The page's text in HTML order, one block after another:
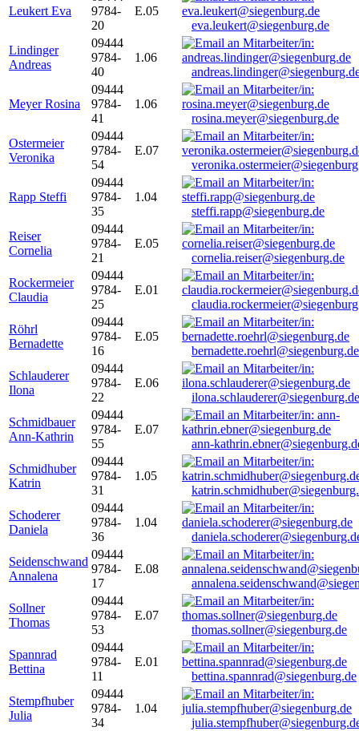
Leukert Eva
9784-
20
E.05
eva.leukert@siegenburg.de
Lindinger
Andreas
09444
9784-
40
1.06
Meyer Rosina
09444
9784-
41
1.06
rosina.meyer@siegenburg.de
Ostermeier
Veronika
09444
9784-
54
E.07
Rapp Steffi
09444
9784-
35
1.04
steffi.rapp@siegenburg.de
Reiser
Cornelia
09444
9784-
21
E.05
cornelia.reiser@siegenburg.de
Rockermeier
Claudia
09444
9784-
25
E.01
Röhrl
Bernadette
09444
9784-
16
E.05
bernadette.roehrl@siegenburg.de
Schlauderer
Ilona
09444
9784-
22
E.06
ilona.schlauderer@siegenburg.de
Schmidbauer
Ann-Kathrin
09444
9784-
55
E.07
ann-
Schmidhuber
Katrin
09444
9784-
31
1.05
Schoderer
Daniela
09444
9784-
36
1.04
Seidenschwand
Annalena
09444
9784-
17
E.08
Sollner
Thomas
09444
9784-
53
E.07
thomas.sollner@siegenburg.de
Spannrad
Bettina
09444
9784-
11
E.01
bettina.spannrad@siegenburg.de
Stempfhuber
Julia
09444
9784-
34
1.04